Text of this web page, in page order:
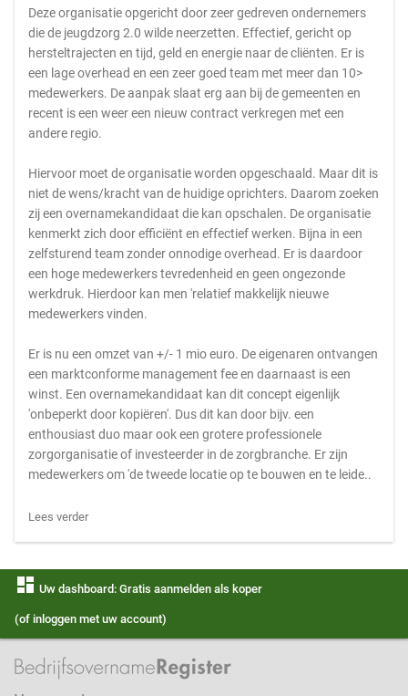
Deze organisatie opgericht door zeer gedreven ondernemers
die de jeugdzorg 2.0 wilde neerzetten. Effectief, gericht op
hersteltrajecten en tijd, geld en energie naar de cliënten. Er is
een lage overhead en een zeer goed team met meer dan 10>
medewerkers. De aanpak slaat erg aan bij de gemeenten en
recent is een weer een nieuw contract verkregen met een
andere regio.
Hiervoor moet de organisatie worden opgeschaald. Maar dit is
niet de wens/kracht van de huidige oprichters. Daarom zoeken
zij een overnamekandidaat die kan opschalen. De organisatie
kenmerkt zich door efficiënt en effectief werken. Bijna in een
zelfsturend team zonder onnodige overhead. Er is daardoor
een hoge medewerkers tevredenheid en geen ongezonde
werkdruk. Hierdoor kan men 'relatief makkelijk nieuwe
medewerkers vinden.
Er is nu een omzet van +/- 1 mio euro. De eigenaren ontvangen
een marktconforme management fee en daarnaast is een
winst. Een overnamekandidaat kan dit concept eigenlijk
'onbeperkt door kopiëren'. Dus dit kan door bijv. een
enthousiast duo maar ook een grotere professionele
zorgorganisatie of investeerder in de zorgbranche. Er zijn
medewerkers om 'de tweede locatie op te bouwen en te leide..
Lees verder
dashboard Uw dashboard: Gratis aanmelden als koper
(of inloggen met uw account)